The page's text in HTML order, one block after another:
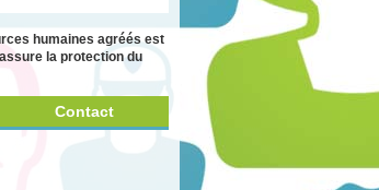
humaines agréés est
la protection du
Contact